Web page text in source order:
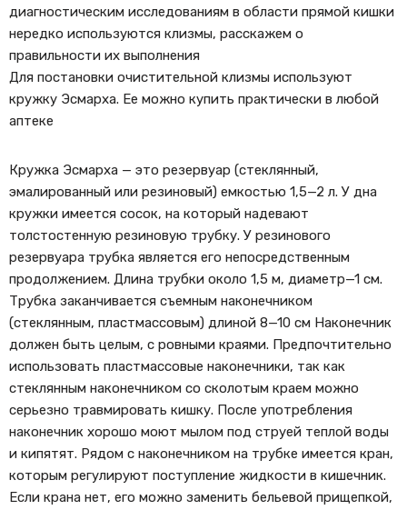
диагностическим исследованиям в области прямой кишки
нередко используются клизмы, расскажем о
правильности их выполнения
Для постановки очистительной клизмы используют
кружку Эсмарха. Ее можно купить практически в любой
аптеке
Кружка Эсмарха — это резервуар (стеклянный,
эмалированный или резиновый) емкостью 1,5—2 л. У дна
кружки имеется сосок, на который надевают
толстостенную резиновую трубку. У резинового
резервуара трубка является его непосредственным
продолжением. Длина трубки около 1,5 м, диаметр—1 см.
Трубка заканчивается съемным наконечником
(стеклянным, пластмассовым) длиной 8—10 см Наконечник
должен быть целым, с ровными краями. Предпочтительно
использовать пластмассовые наконечники, так как
стеклянным наконечником со сколотым краем можно
серьезно травмировать кишку. После употребления
наконечник хорошо моют мылом под струей теплой воды
и кипятят. Рядом с наконечником на трубке имеется кран,
которым регулируют поступление жидкости в кишечник.
Если крана нет, его можно заменить бельевой прищепкой,